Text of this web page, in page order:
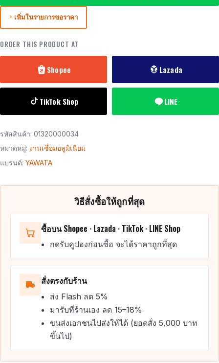
+ เพิ่มในรายการขอราคา
ORDER THIS PRODUCT AT
Shopee Lazada
TikTok Shop LINE
รหัสสินค้า: 01320000034
หมวดหมู่: งานเชื่อมอลูมิเนียม
แบรนด์: YAWATA
วิธีสั่งซื้อให้ถูกที่สุด
ซื้อบน Shopee · Lazada · TikTok · LINE Shop
กดรับคูปองก่อนซื้อ จะได้ราคาถูกที่สุด
สั่งตรงกับร้าน
ส่ง Flash ลด 5%
มารับที่ร้านเอง ลด 15–18%
ขนส่งเอกชนไปส่งให้ได้ (ยอดสั่ง 5,000 บาท
ขึ้นไป)